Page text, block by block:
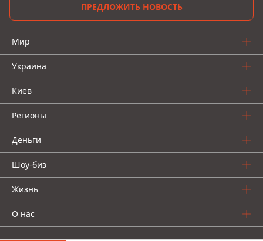
ПРЕДЛОЖИТЬ НОВОСТЬ
Мир
Украина
Киев
Регионы
Деньги
Шоу-биз
Жизнь
О нас